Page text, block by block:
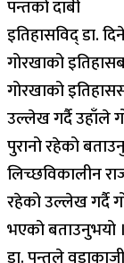
पन्तको दाबी
इतिहासविद् डा.
गोरखाको
गोरखाको
उल्लेख गर्दै उहाँले
पुरानो रहेको
लिच्छविकालीन
रहेको उल्लेख गर्दै
भएको बताउनुभयो ।